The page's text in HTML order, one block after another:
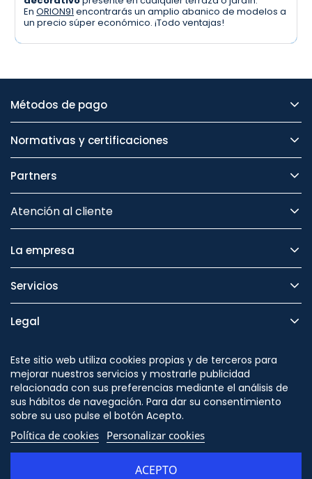
EnORION91 encontrarás un amplio abanico de modelos a
un precio súper económico. ¡Todo ventajas!
Métodos de pago
Normativas y certificaciones
Partners
Atención al cliente
La empresa
Servicios
Legal
Seguridad
Este sitio web utiliza cookies propias y de terceros para
mejorar nuestros servicios y mostrarle publicidad
relacionada con sus preferencias mediante el análisis de
sus hábitos de navegación. Para dar su consentimiento
sobre su uso pulse el botón Acepto.
Política de cookies Personalizar cookies
ACEPTO
Síguenos en